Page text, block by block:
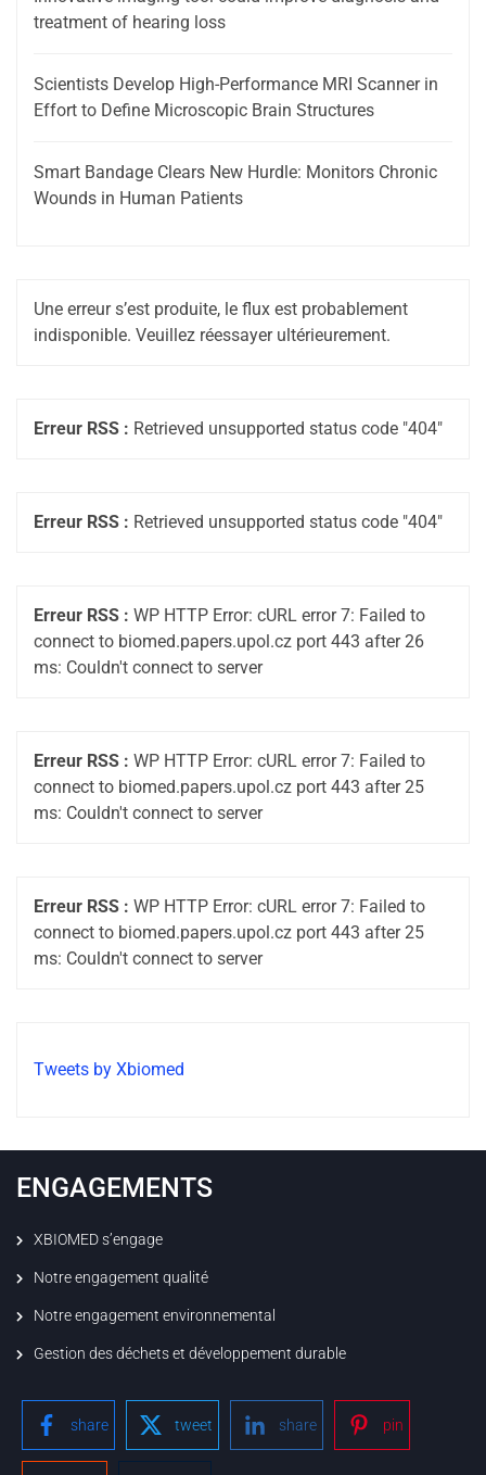
treatment of hearing loss
Scientists Develop High-Performance MRI Scanner in
Effort to Define Microscopic Brain Structures
Smart Bandage Clears New Hurdle: Monitors Chronic
Wounds in Human Patients
Une erreur s’est produite, le flux est probablement
indisponible. Veuillez réessayer ultérieurement.
Erreur RSS : Retrieved unsupported status code "404"
Erreur RSS : Retrieved unsupported status code "404"
Erreur RSS : WP HTTP Error: cURL error 7: Failed to
connect to biomed.papers.upol.cz port 443 after 26
ms: Couldn't connect to server
Erreur RSS : WP HTTP Error: cURL error 7: Failed to
connect to biomed.papers.upol.cz port 443 after 25
ms: Couldn't connect to server
Erreur RSS : WP HTTP Error: cURL error 7: Failed to
connect to biomed.papers.upol.cz port 443 after 25
ms: Couldn't connect to server
Tweets by Xbiomed
ENGAGEMENTS
XBIOMED s’engage
Notre engagement qualité
Notre engagement environnemental
Gestion des déchets et développement durable
share tweet share pin